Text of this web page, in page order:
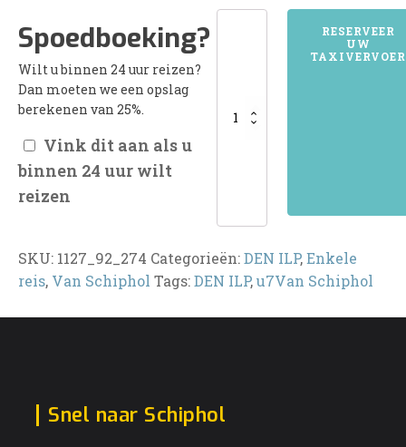
Spoedboeking?
Wilt u binnen 24 uur reizen?
Dan moeten we een opslag
berekenen van 25%.
Vink dit aan als u
binnen 24 uur wilt
reizen
RESERVEER
UW
TAXIVERVOER
SKU: 1127_92_274 Categorieën:DEN ILP,Enkele
reis, Van Schiphol Tags:DEN ILP,u7Van Schiphol
Snel naar Schiphol